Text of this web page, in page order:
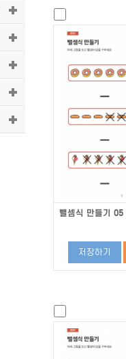
뺄셈식 만들기 05
저장하기